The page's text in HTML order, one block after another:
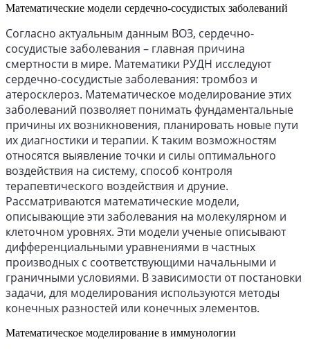
Математические модели сердечно-сосудистых заболеваний
Согласно актуальным данным ВОЗ, сердечно-
сосудистые заболевания – главная причина
смертности в мире. Математики РУДН исследуют
сердечно-сосудистые заболевания: тромбоз и
атеросклероз. Математическое моделирование этих
заболеваний позволяет понимать фундаментальные
причины их возникновения, планировать новые пути
их диагностики и терапии. К таким возможностям
относятся выявление точки и силы оптимального
воздействия на систему, способ контроля
терапевтического воздействия и друние.
Рассматриваются математические модели,
описывающие эти заболевания на молекулярном и
клеточном уровнях. Эти модели ученые описывают
дифференциальными уравнениями в частных
производных с соответствующими начальными и
граничными условиями. В зависимости от постановки
задачи, для моделирования используются методы
конечных разностей или конечных элементов.
Математическое моделирование в иммунологии